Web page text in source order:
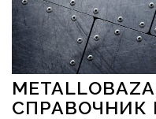
Перейти к содержимому
СПРАВОЧНИК